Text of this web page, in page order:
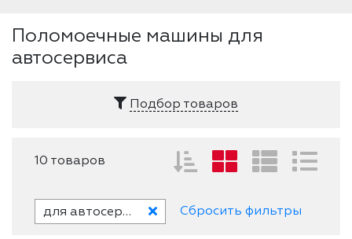
Поломоечные машины для
автосервиса
Подбор товаров
10 товаров
для автосервиса Сбросить фильтры